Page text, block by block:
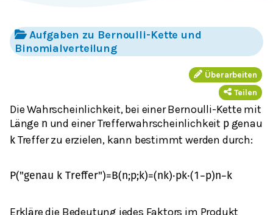
Aufgaben zu Bernoulli-Kette und
Binomialverteilung
Überarbeiten
Teilen
Die Wahrscheinlichkeit, bei einer Bernoulli-Kette mit
Länge n und einer Trefferwahrscheinlichkeit pgenau
k Treffer zu erzielen, kann bestimmt werden durch:
P("genau k Treffer")= B(n;p;k)=(n k)⋅pk⋅(1 −p)n− k
Erkläre die Bedeutung jedes Faktors im Produkt